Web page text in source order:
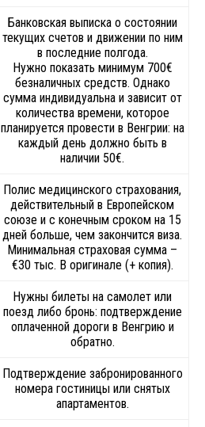
Банковская выписка о состоянии
текущих счетов и движении по ним
в последние полгода.
Нужно показать минимум 700€
безналичных средств. Однако
сумма индивидуальна и зависит от
количества времени, которое
планируется провести в Венгрии: на
каждый день должно быть в
наличии 50€.
Полис медицинского страхования,
действительный в Европейском
союзе и с конечным сроком на 15
дней больше, чем закончится виза.
Минимальная страховая сумма –
€30 тыс. В оригинале (+ копия).
Нужны билеты на самолет или
поезд либо бронь: подтверждение
оплаченной дороги в Венгрию и
обратно.
Подтверждение забронированного
номера гостиницы или снятых
апартаментов.